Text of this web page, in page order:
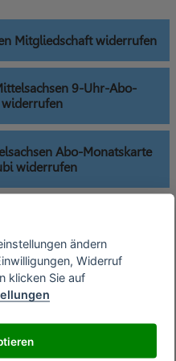
Mitgliedschaft widerrufen
9-Uhr-Abo-
Abo-Monatskarte
widerrufen
Monatskarte für
widerrufen
Mittelsachsen
widerrufen
ändern
Widerruf
klicken Sie auf